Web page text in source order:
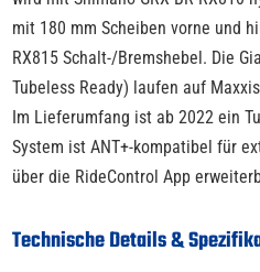
mit 180 mm Scheiben vorne und
RX815 Schalt-/Bremshebel. Die
Tubeless Ready) laufen auf
Im Lieferumfang ist ab 2022 ein
System ist ANT+-kompatibel für
über die RideControl App
Technische Details &